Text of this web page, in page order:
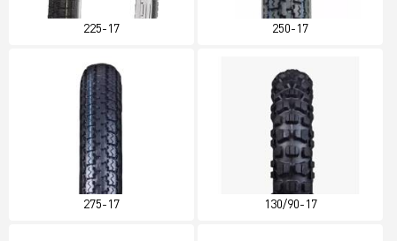
225-17 250-17
275-17 130/90-17